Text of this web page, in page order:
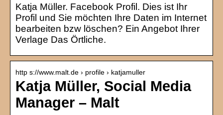
Katja Müller. Facebook Profil. Dies ist Ihr
Profil und Sie möchten Ihre Daten im Internet
bearbeiten bzw löschen? Ein Angebot Ihrer
Verlage Das Örtliche.
http s://www.malt.de › profile › katjamuller
Katja Müller, Social Media
Manager – Malt